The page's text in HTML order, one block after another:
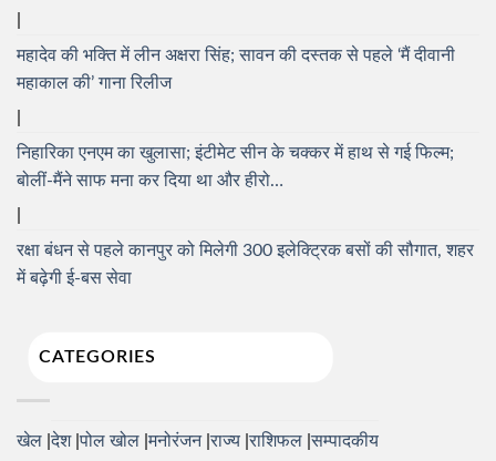
महादेव की भक्ति में लीन अक्षरा सिंह; सावन की दस्तक से पहले ‘मैं दीवानी
महाकाल की’ गाना रिलीज
निहारिका एनएम का खुलासा; इंटीमेट सीन के चक्कर में हाथ से गई फिल्म;
बोलीं-मैंने साफ मना कर दिया था और हीरो…
रक्षा बंधन से पहले कानपुर को मिलेगी 300 इलेक्ट्रिक बसों की सौगात, शहर
में बढ़ेगी ई-बस सेवा
CATEGORIES
खेल देश पोल खोल मनोरंजन राज्य राशिफल सम्पादकीय